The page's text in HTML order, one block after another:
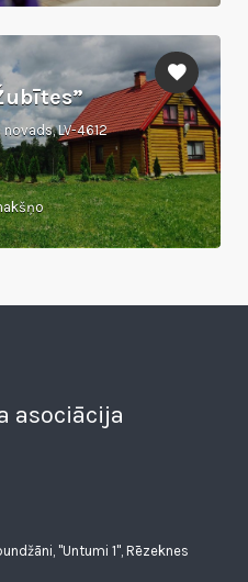
LV-4612
asociācija
"Untumi 1", Rēzeknes